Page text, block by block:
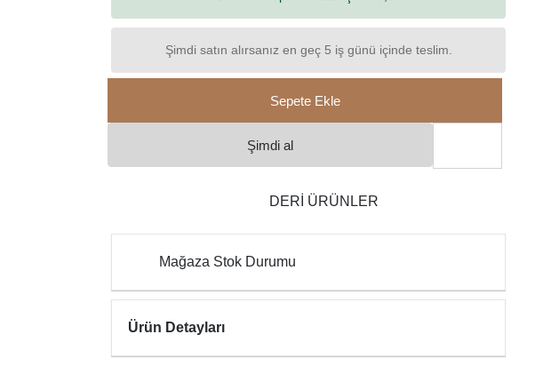
Şimdi satın alırsanız en geç 5 iş günü içinde teslim.
Sepete Ekle
Şimdi al
DERİ ÜRÜNLER
Mağaza Stok Durumu
Ürün Detayları